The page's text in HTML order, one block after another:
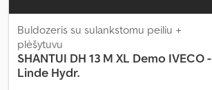
Buldozeris su sulankstomu peiliu +
plėšytuvu
SHANTUI DH 13 M XL Demo IVECO -
Linde Hydr.